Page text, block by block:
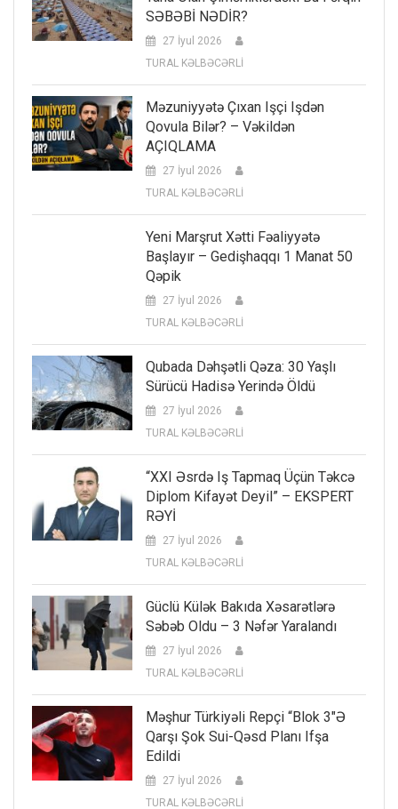
SƏBƏBİ NƏDİR?
27 İyul 2026
TURAL KƏLBƏCƏRLİ
Məzuniyyətə Çıxan Işçi Işdən
Qovula Bilər? – Vəkildən
AÇIQLAMA
27 İyul 2026
TURAL KƏLBƏCƏRLİ
Yeni Marşrut Xətti Fəaliyyətə
Başlayır – Gedişhaqqı 1 Manat 50
Qəpik
27 İyul 2026
TURAL KƏLBƏCƏRLİ
Qubada Dəhşətli Qəza: 30 Yaşlı
Sürücü Hadisə Yerində Öldü
27 İyul 2026
TURAL KƏLBƏCƏRLİ
“XXI Əsrdə Iş Tapmaq Üçün Təkcə
Diplom Kifayət Deyil” – EKSPERT
RƏYİ
27 İyul 2026
TURAL KƏLBƏCƏRLİ
Güclü Külək Bakıda Xəsarətlərə
Səbəb Oldu – 3 Nəfər Yaralandı
27 İyul 2026
TURAL KƏLBƏCƏRLİ
Məşhur Türkiyəli Repçi “Blok 3″ə
Qarşı Şok Sui-Qəsd Planı Ifşa
Edildi
27 İyul 2026
TURAL KƏLBƏCƏRLİ